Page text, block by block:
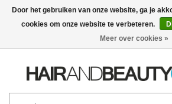
Door het gebruiken van onze website, ga je
cookies om onze website te verbeteren.
Meer over cookies »